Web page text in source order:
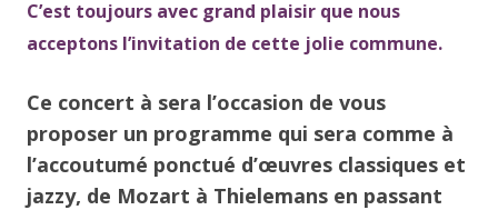
C’est toujours avec grand plaisir que nous
acceptons l’invitation de cette jolie commune.
Ce concert à sera l’occasion de vous
proposer un programme qui sera comme à
l’accoutumé ponctué d’œuvres classiques et
jazzy, de Mozart à Thielemans en passant